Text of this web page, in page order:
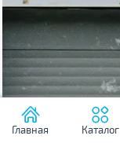
Главная Каталог